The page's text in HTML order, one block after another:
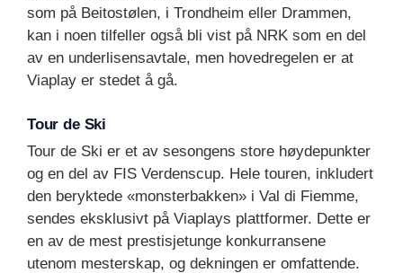
som på Beitostølen, i Trondheim eller Drammen,
kan i noen tilfeller også bli vist på NRK som en del
av en underlisensavtale, men hovedregelen er at
Viaplay er stedet å gå.
Tour de Ski
Tour de Ski er et av sesongens store høydepunkter
og en del av FIS Verdenscup. Hele touren, inkludert
den beryktede «monsterbakken» i Val di Fiemme,
sendes eksklusivt på Viaplays plattformer. Dette er
en av de mest prestisjetunge konkurransene
utenom mesterskap, og dekningen er omfattende.